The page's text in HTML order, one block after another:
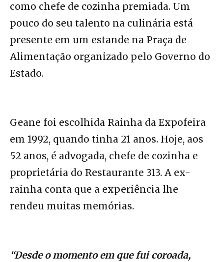
como chefe de cozinha premiada. Um
pouco do seu talento na culinária está
presente em um estande na Praça de
Alimentação organizado pelo Governo do
Estado.
Geane foi escolhida Rainha da Expofeira
em 1992, quando tinha 21 anos. Hoje, aos
52 anos, é advogada, chefe de cozinha e
proprietária do Restaurante 313. A ex-
rainha conta que a experiência lhe
rendeu muitas memórias.
“Desde o momento em que fui coroada,